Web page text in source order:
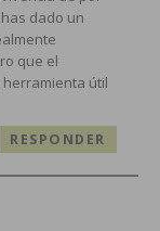
dado un
que el
útil
RESPONDER